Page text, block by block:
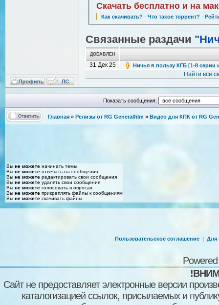
Скачать бесплатно и на
Как скачивать? · Что такое торрент? ·
Связанные раздачи "
ДОБАВЛЕН
31 Дек 25 Ничья в пользу КГБ [1-8 серии
Найти все
Показать сообщения:
Главная » Релизы от RG Generalfilm » Видео для КПК от RG
Вы не можете начинать темы
Вы не можете отвечать на сообщения
Вы не можете редактировать свои сообщения
Вы не можете удалять свои сообщения
Вы не можете голосовать в опросах
Вы не можете прикреплять файлы к сообщениям
Вы не можете скачивать файлы
Пользовательское соглашение | Для
Сайт не предоставляет электронные версии
каталогизацией ссылок, присылаемых и